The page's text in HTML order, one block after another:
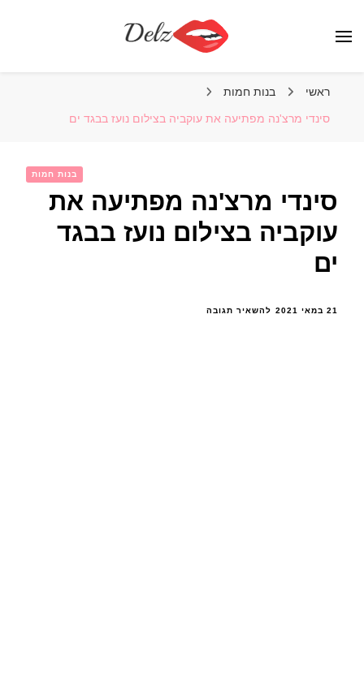
ראשי בנות חמות
סינדי מרצ'נה מפתיעה את עוקביה בצילום נועז בבגד ים
בנות חמות
סינדי מרצ'נה מפתיעה את
עוקביה בצילום נועז בבגד
ים
21 במאי 2021 להשאיר תגובהבנושא